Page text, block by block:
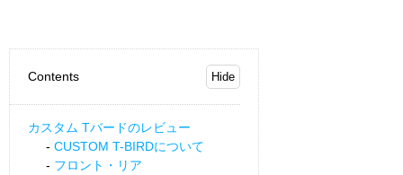
Contents
カスタム Tバードのレビュー
CUSTOM T-BIRDについて
フロント・リア